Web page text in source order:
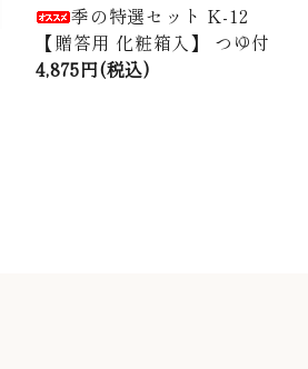
季の特選セット K-12
【贈答用 化粧箱入】 つゆ付
4,875円(税込)